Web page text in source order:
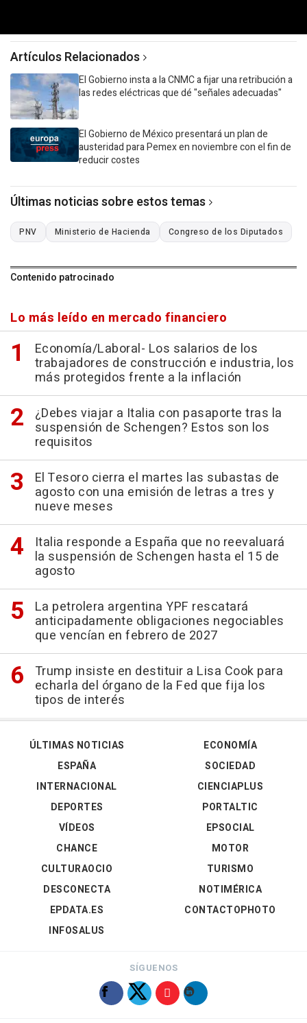
Artículos Relacionados
El Gobierno insta a la CNMC a fijar una retribución a
las redes eléctricas que dé "señales adecuadas"
El Gobierno de México presentará un plan de
austeridad para Pemex en noviembre con el fin de
reducir costes
Últimas noticias sobre estos temas
PNV Ministerio de Hacienda Congreso de los Diputados
Contenido patrocinado
Lo más leído en mercado financiero
Economía/Laboral- Los salarios de los
trabajadores de construcción e industria, los
más protegidos frente a la inflación
¿Debes viajar a Italia con pasaporte tras la
suspensión de Schengen? Estos son los
requisitos
El Tesoro cierra el martes las subastas de
agosto con una emisión de letras a tres y
nueve meses
Italia responde a España que no reevaluará
la suspensión de Schengen hasta el 15 de
agosto
La petrolera argentina YPF rescatará
anticipadamente obligaciones negociables
que vencían en febrero de 2027
Trump insiste en destituir a Lisa Cook para
echarla del órgano de la Fed que fija los
tipos de interés
ÚLTIMAS NOTICIAS
ESPAÑA
INTERNACIONAL
DEPORTES
VÍDEOS
ECONOMÍA
SOCIEDAD
CIENCIAPLUS
PORTALTIC
EPSOCIAL
CHANCE
CULTURAOCIO
DESCONECTA
EPDATA.ES
INFOSALUS
MOTOR
TURISMO
NOTIMÉRICA
CONTACTOPHOTO
SÍGUENOS